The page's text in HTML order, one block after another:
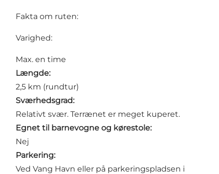
Fakta om ruten:
Varighed:
Max. en time
Længde:
2,5 km (rundtur)
Sværhedsgrad:
Relativt svær. Terrænet er meget kuperet.
Egnet til barnevogne og kørestole:
Nej
Parkering:
Ved Vang Havn eller på parkeringspladsen i